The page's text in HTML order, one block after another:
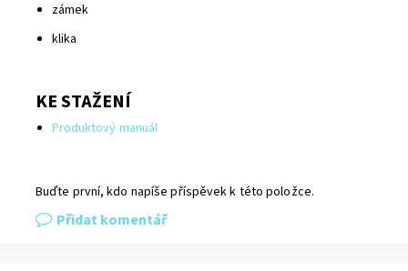
zámek
klika
KE STAŽENÍ
Produktový manuál
Buďte první, kdo napíše příspěvek k této položce.
Přidat komentář